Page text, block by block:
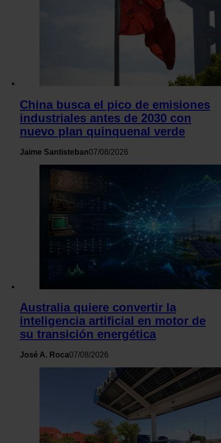
tráfico. Además, compartimos información sobre el uso que
sitio web con nuestros partners de redes sociales,
análisis web, quienes pueden combinarla con otra
les haya proporcionado o que hayan recopilado a partir del
China busca el pico de emisiones
industriales antes de 2030 con
nuevo plan quinquenal verde
Jaime Santisteban07/08/2026
Australia quiere convertir la
inteligencia artificial en motor de
su transición energética
José A. Roca07/08/2026